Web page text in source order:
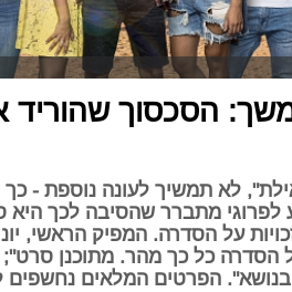
הסכסוך
לא תמשיך לעונה נוספת - כך
מתברר שהסיבה לכך היא
על הסדרה. המפיק הראשי,
הסדרה כל כך מהר. מתוכנן סרט";
הפרטים המלאים נחשפים